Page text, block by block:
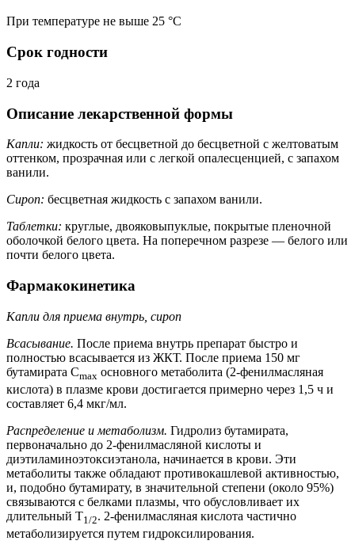
При температуре не выше 25 °C
Срок годности
2 года
Описание лекарственной формы
Капли: жидкость от бесцветной до бесцветной с желтоватым
оттенком, прозрачная или с легкой опалесценцией, с запахом
ванили.
Сироп: бесцветная жидкость с запахом ванили.
Таблетки: круглые, двояковыпуклые, покрытые пленочной
оболочкой белого цвета. На поперечном разрезе — белого или
почти белого цвета.
Фармакокинетика
Капли для приема внутрь, сироп
Всасывание. После приема внутрь препарат быстро и
полностью всасывается из ЖКТ. После приема 150 мг
бутамирата Cmax основного метаболита (2-фенилмасляная
кислота) в плазме крови достигается примерно через 1,5 ч и
составляет 6,4 мкг/мл.
Распределение и метаболизм. Гидролиз бутамирата,
первоначально до 2-фенилмасляной кислоты и
диэтиламиноэтоксиэтанола, начинается в крови. Эти
метаболиты также обладают противокашлевой активностью,
и, подобно бутамирату, в значительной степени (около 95%)
связываются с белками плазмы, что обусловливает их
длительный T1/2. 2-фенилмасляная кислота частично
метаболизируется путем гидроксилирования.